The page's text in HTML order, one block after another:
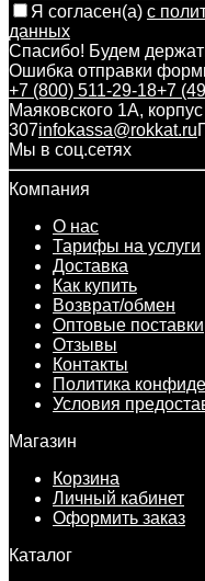
Я согласен(a) с
данных
Спасибо! Будем
Ошибка отправки
+7 (800) 511-29-18+7
Маяковского 1А,
307infokassa@rokkat.ru
Мы в соц.сетях
Компания
О нас
Тарифы на услуги
Доставка
Как купить
Возврат/обмен
Оптовые поставки
Отзывы
Контакты
Политика
Условия
Магазин
Корзина
Личный кабинет
Оформить заказ
Каталог